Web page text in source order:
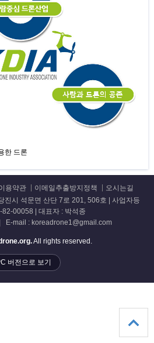
한 드론
용약관 이메일추출방지정책
오시는길
진시 석문면 산단 7로 201, 506호 | 사업자등
82-00058 | 대표자 : 박석종
E-mail : koreadrone1@gmail.com
All rights reserved.
버전으로 보기